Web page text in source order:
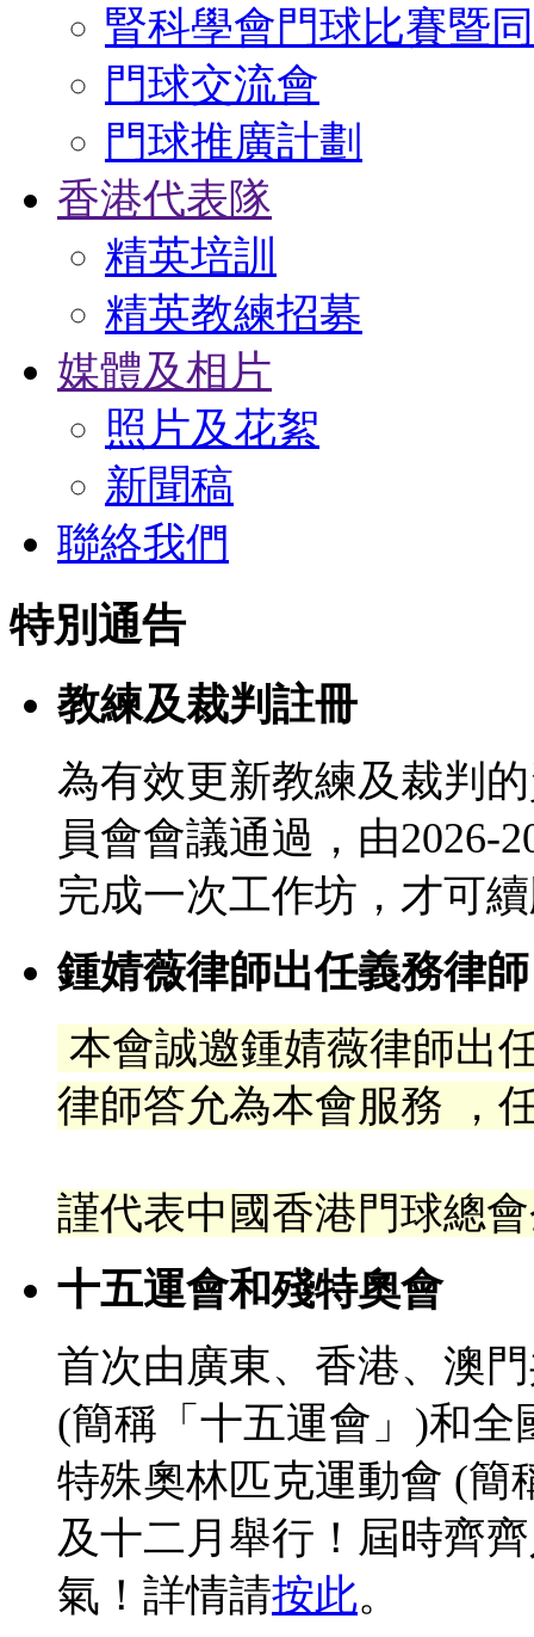
腎科學會門球比賽暨
門球交流會
門球推廣計劃
香港代表隊
精英培訓
精英教練招募
媒體及相片
照片及花絮
新聞稿
聯絡我們
特別通告
教練及裁判註冊
為有效更新教練及裁判
員會會議通過，由2026-
完成一次工作坊，才可
鍾婧薇律師出任義務律師
本會誠邀鍾婧薇律師出
律師答允為本會服務 ，
謹代表中國香港門球總
十五運會和殘特奧會
首次由廣東、香港、澳
(簡稱「十五運會」)和
特殊奧林匹克運動會 (簡
及十二月舉行！屆時齊
氣！詳情請按此。